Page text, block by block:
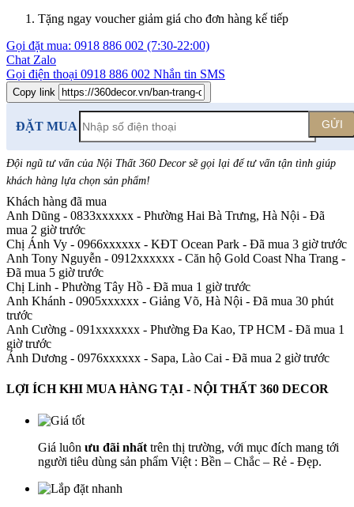
Tặng ngay voucher giảm giá cho đơn hàng kế tiếp
Gọi đặt mua: 0918 886 002 (7:30-22:00)
Chat Zalo
Gọi điện thoại 0918 886 002 Nhắn tin SMS
Copy link
ĐẶT MUA GỬI
Đội ngũ tư vấn của Nội Thất 360 Decor sẽ gọi lại để tư vấn tận tình giúp
khách hàng lựa chọn sản phẩm!
Khách hàng đã mua
Anh Dũng - 0833xxxxxx - Phường Hai Bà Trưng, Hà Nội - Đã
mua 2 giờ trước
Chị Ánh Vy - 0966xxxxxx - KĐT Ocean Park - Đã mua 3 giờ trước
Anh Tony Nguyễn - 0912xxxxxx - Căn hộ Gold Coast Nha Trang -
Đã mua 5 giờ trước
Chị Linh - Phường Tây Hồ - Đã mua 1 giờ trước
Anh Khánh - 0905xxxxxx - Giảng Võ, Hà Nội - Đã mua 30 phút
trước
Anh Cường - 091xxxxxxx - Phường Đa Kao, TP HCM - Đã mua 1
giờ trước
Ánh Dương - 0976xxxxxx - Sapa, Lào Cai - Đã mua 2 giờ trước
LỢI ÍCH KHI MUA HÀNG TẠI - NỘI THẤT 360 DECOR
Giá luôn ưu đãi nhất trên thị trường, với mục đích mang tới
người tiêu dùng sản phẩm Việt : Bền – Chắc – Rẻ - Đẹp.